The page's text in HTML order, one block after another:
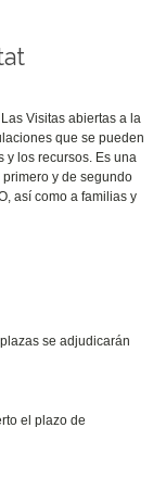
Visitas abiertas a la
que se pueden
y los recursos. Es una
y de segundo
así como a familias y
se adjudicarán
el plazo de